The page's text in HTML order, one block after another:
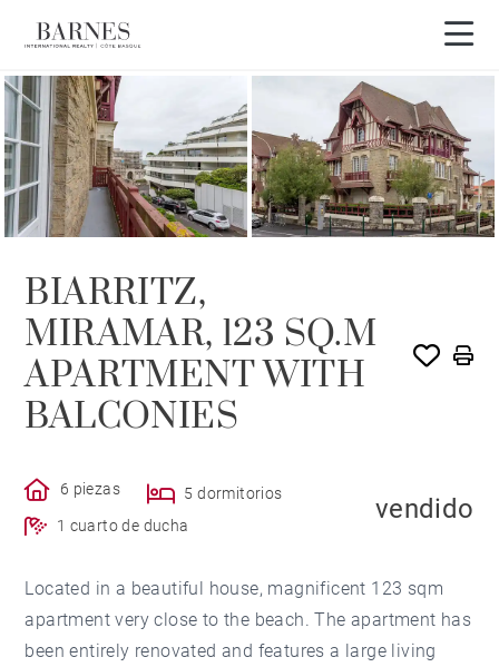
VENDIDO POR BARNES
BIARRITZ,
MIRAMAR, 123 SQ.M
APARTMENT WITH
BALCONIES
6 piezas
5 dormitorios
1 cuarto de ducha
vendido
Located in a beautiful house, magnificent 123 sqm
apartment very close to the beach. The apartment has
been entirely renovated and features a large living